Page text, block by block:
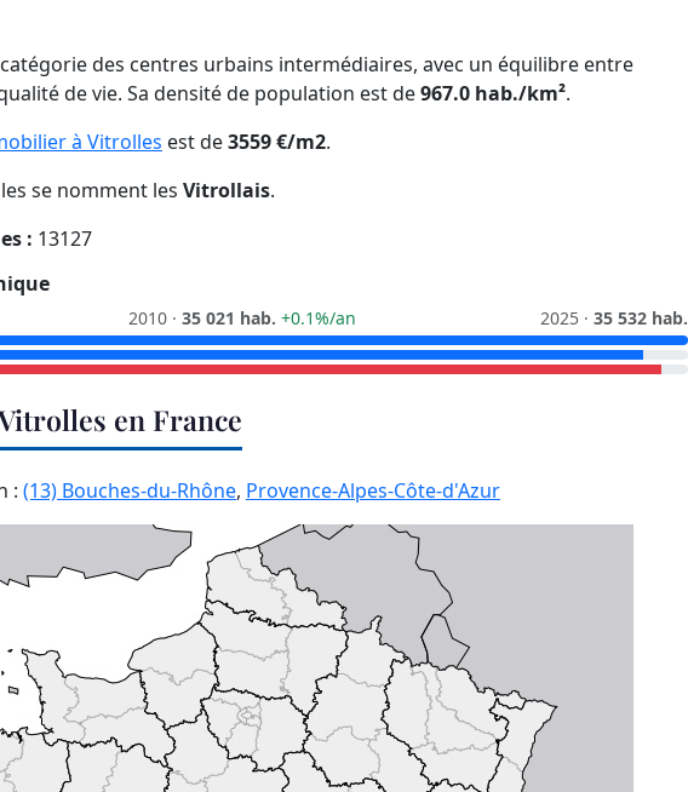
des centres urbains intermédiaires, avec un équilibre entre
de vie. Sa densité de population est de967.0 hab./km².
à Vitrolles est de3559 €/m2.
se nomment les Vitrollais.
: 13127
2010 · 35 021 hab. +0.1%/an 2025 · 35 532 hab.
en France
: (13) Bouches-du-Rhône, Provence-Alpes-Côte-d'Azur